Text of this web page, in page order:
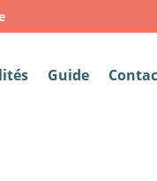
Guide